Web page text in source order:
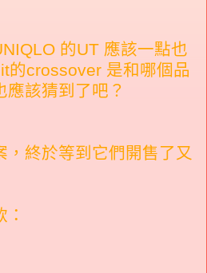
的UT 應該一點也
的crossover 是和哪個品
應該猜到了吧？
，終於等到它們開售了又